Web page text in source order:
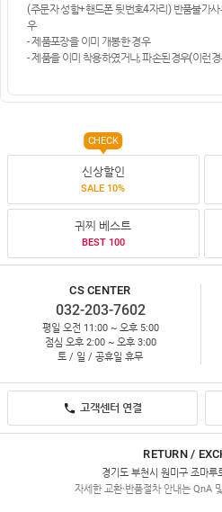
(주문자 성함+핸드폰 뒷번호4자리) 반품불가
우
- 제품포장을 이미 개봉한 경우
- 제품을 이미 착용하였거나, 파손된경우(이런
신상할인
SALE 10%
CHECK
귀찌 베스트
BEST 100
CS CENTER
032-203-7602
평일 오전 11:00 ~ 오후 5:00
점심 오후 2:00 ~ 오후 3:00
토 / 일 / 공휴일 휴무
고객센터 연결
RETURN /
경기도 부천시 원미구 조마
자세한 교환·반품절차 안내는 QnA